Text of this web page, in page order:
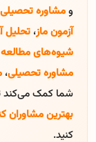
ومشاوره تحصیلی
آزمون ماز، تحلیل
شیوه‌های مطالعه
مشاوره تحصیلی،
شما کمک می‌کند
بهترین مشاوران
کنید.